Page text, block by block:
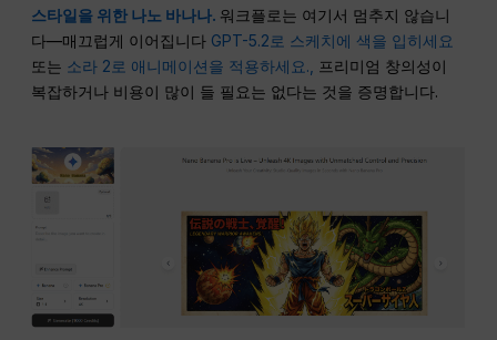
스타일을 위한 나노 바나나. 워크플로는 여기서 멈추지 않습니
다—매끄럽게 이어집니다 GPT-5.2로 스케치에 색을 입히세요
또는 소라 2로 애니메이션을 적용하세요., 프리미엄 창의성이
복잡하거나 비용이 많이 들 필요는 없다는 것을 증명합니다.